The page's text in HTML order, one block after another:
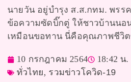
นายวัน อยู่บำรุง ส.ส.กทม. พรร
ข้อความซัดบิ๊กตู่ ให้ชาวบ้านนอ
เหมือนขอทาน นี่คือคุณภาพชีวิ
10 กรกฎาคม 2564
18:42 น.
ทั่วไทย, รวมข่าวโควิด-19